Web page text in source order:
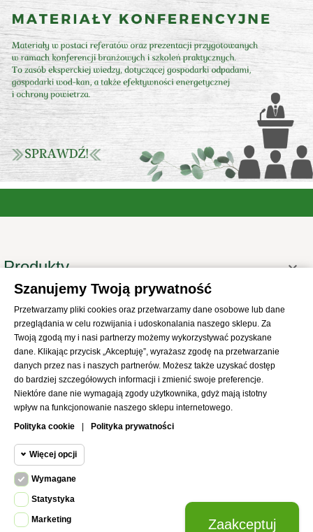
Produkty 
Informacje
Twoje konto 
Informacje o sklepie
Szanujemy Twoją prywatność
Przetwarzamy pliki cookies oraz przetwarzamy dane osobowe lub dane
przeglądania w celu rozwijania i udoskonalania naszego sklepu. Za
Twoją zgodą my i nasi partnerzy możemy wykorzystywać pozyskane
dane. Klikając przycisk „Akceptuję”, wyrażasz zgodę na przetwarzanie
danych przez nas i naszych partnerów. Możesz także uzyskać dostęp
do bardziej szczegółowych informacji i zmienić swoje preferencje.
Niektóre dane nie wymagają zgody użytkownika, gdyż mają istotny
wpływ na funkcjonowanie naszego sklepu internetowego.
Polityka cookie
Polityka prywatności
Więcej opcji
Wymagane
Wymagane pliki cookie oraz cookie
HttpOnly. Pliki cookie wymagane do
Cookie
Wymagane
Statystyka
Marketing Zaakceptuj
© 2021SKLEP AbrysAll Rights Reserved